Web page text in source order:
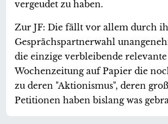
vergeudet zu haben.
Zur JF: Die fällt vor allem durch
Gesprächspartnerwahl
die einzige verbleibende
Wochenzeitung auf Papier die
zu deren "Aktionismus", deren
Petitionen haben bislang was